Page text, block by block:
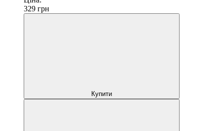
329 грн
Купити